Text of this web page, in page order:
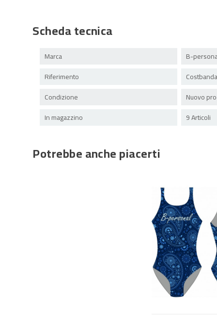
Scheda tecnica
Marca
B-
Riferimento
Condizione
Nuovo
In magazzino
9 Articoli
Potrebbe anche piacerti